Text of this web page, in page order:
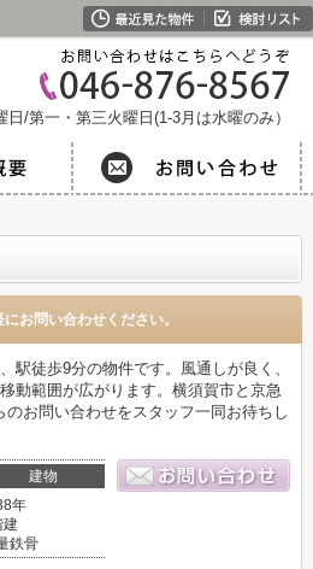
日/第一・第三火曜日(1-3月は水曜のみ）
お問い合わせください。
駅徒歩9分の物件です。風通しが良く、
動範囲が広がります。横須賀市と京急
お問い合わせをスタッフ一同お待ちし
建物
年
建
鉄骨